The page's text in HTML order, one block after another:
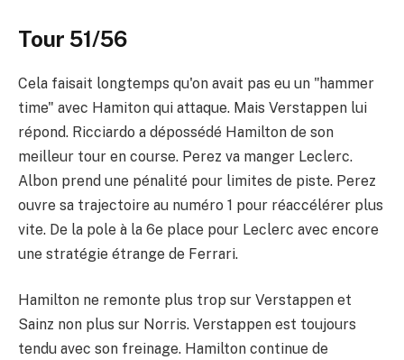
Tour 51/56
Cela faisait longtemps qu'on avait pas eu un "hammer
time" avec Hamiton qui attaque. Mais Verstappen lui
répond. Ricciardo a dépossédé Hamilton de son
meilleur tour en course. Perez va manger Leclerc.
Albon prend une pénalité pour limites de piste. Perez
ouvre sa trajectoire au numéro 1 pour réaccélérer plus
vite. De la pole à la 6e place pour Leclerc avec encore
une stratégie étrange de Ferrari.
Hamilton ne remonte plus trop sur Verstappen et
Sainz non plus sur Norris. Verstappen est toujours
tendu avec son freinage. Hamilton continue de